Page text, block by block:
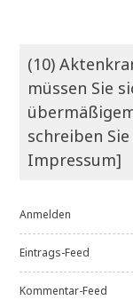
(10)
müssen Sie
schreiben
Impressum]
Anmelden
Eintrags-Feed
Kommentar-Feed